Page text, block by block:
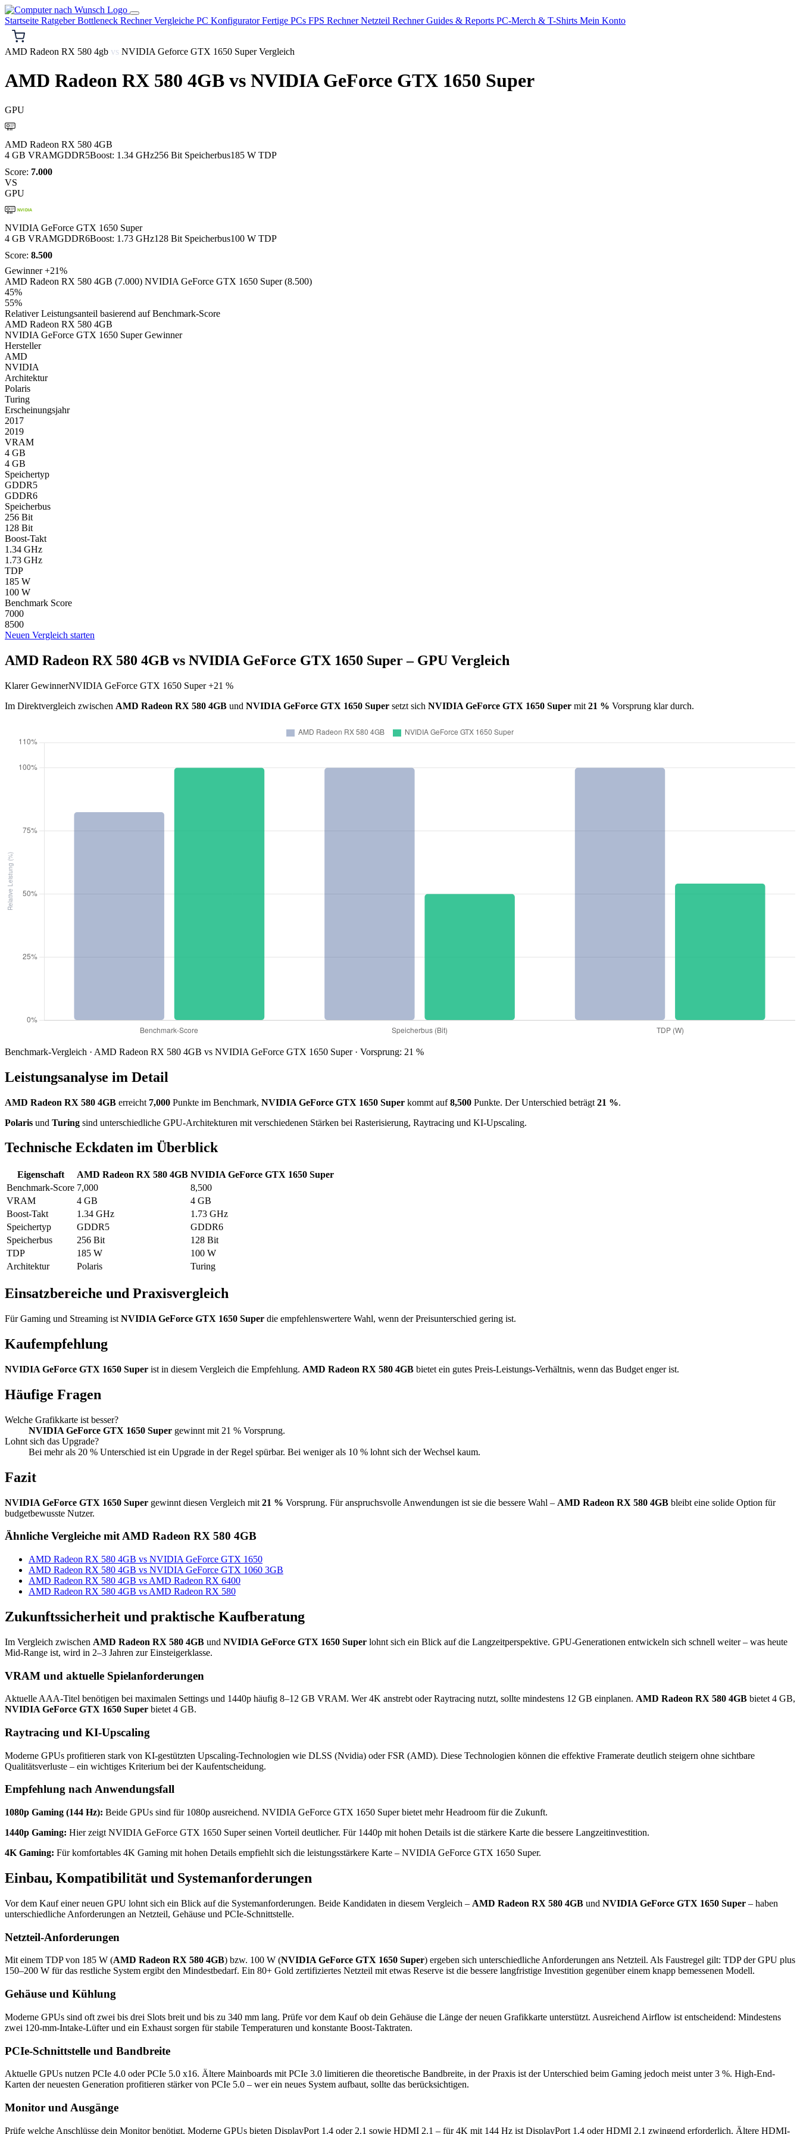
Startseite RatgeberBottleneck RechnerVergleiche PC KonfiguratorFertige PCs FPS RechnerNetzteil RechnerGuides & Reports PC-Merch & T-Shirts Mein Konto
AMD Radeon RX 580 4gb vs NVIDIA Geforce GTX 1650 Super Vergleich
AMD Radeon RX 580 4GB vs NVIDIA GeForce GTX 1650 Super
GPU
AMD Radeon RX 580 4GB
4 GB VRAMGDDR5Boost: 1.34 GHz256 Bit Speicherbus185 W TDP
Score: 7.000
VS
GPU
NVIDIA
NVIDIA GeForce GTX 1650 Super
4 GB VRAMGDDR6Boost: 1.73 GHz128 Bit Speicherbus100 W TDP
Score: 8.500
Gewinner+21%
AMD Radeon RX 580 4GB (7.000) NVIDIA GeForce GTX 1650 Super (8.500)
45%
55%
Relativer Leistungsanteil basierend auf Benchmark-Score
AMD Radeon RX 580 4GB
NVIDIA GeForce GTX 1650 SuperGewinner
Hersteller
AMD
NVIDIA
Architektur
Polaris
Turing
Erscheinungsjahr
2017
2019
VRAM
4 GB
4 GB
Speichertyp
GDDR5
GDDR6
Speicherbus
256 Bit
128 Bit
Boost-Takt
1.34 GHz
1.73 GHz
TDP
185 W
100 W
Benchmark Score
7000
8500
Neuen Vergleich starten
AMD Radeon RX 580 4GB vs NVIDIA GeForce GTX 1650 Super – GPU Vergleich
Klarer GewinnerNVIDIA GeForce GTX 1650 Super +21 %
Im Direktvergleich zwischen AMD Radeon RX 580 4GB und NVIDIA GeForce GTX 1650 Super setzt sich NVIDIA GeForce GTX 1650 Super mit 21 % Vorsprung klar durch.
Benchmark-Vergleich · AMD Radeon RX 580 4GB vs NVIDIA GeForce GTX 1650 Super · Vorsprung: 21 %
Leistungsanalyse im Detail
AMD Radeon RX 580 4GB erreicht 7,000 Punkte im Benchmark, NVIDIA GeForce GTX 1650 Super kommt auf8,500 Punkte. Der Unterschied beträgt 21 %.
Polaris und Turing sind unterschiedliche GPU-Architekturen mit verschiedenen Stärken bei Rasterisierung, Raytracing und KI-Upscaling.
Technische Eckdaten im Überblick
Eigenschaft AMD Radeon RX 580 4GB NVIDIA GeForce GTX 1650 Super
Benchmark-Score 7,000
8,500
VRAM
4 GB
4 GB
Boost-Takt
1.34 GHz
1.73 GHz
Speichertyp
GDDR5
GDDR6
Speicherbus
256 Bit
128 Bit
TDP
185 W
100 W
Architektur
Polaris Turing
Einsatzbereiche und Praxisvergleich
Für Gaming und Streaming ist NVIDIA GeForce GTX 1650 Super die empfehlenswertere Wahl, wenn der Preisunterschied gering ist.
Kaufempfehlung
NVIDIA GeForce GTX 1650 Super ist in diesem Vergleich die Empfehlung. AMD Radeon RX 580 4GB bietet ein gutes Preis-Leistungs-Verhältnis, wenn das Budget enger ist.
Häufige Fragen
Welche Grafikkarte ist besser?
NVIDIA GeForce GTX 1650 Super gewinnt mit 21 % Vorsprung.
Lohnt sich das Upgrade?
Bei mehr als 20 % Unterschied ist ein Upgrade in der Regel spürbar. Bei weniger als 10 % lohnt sich der Wechsel kaum.
Fazit
NVIDIA GeForce GTX 1650 Super gewinnt diesen Vergleich mit 21 % Vorsprung. Für anspruchsvolle Anwendungen ist sie die bessere Wahl – AMD Radeon RX 580 4GB bleibt eine solide Option für
budgetbewusste Nutzer.
Ähnliche Vergleiche mit AMD Radeon RX 580 4GB
AMD Radeon RX 580 4GB vs NVIDIA GeForce GTX 1650
AMD Radeon RX 580 4GB vs NVIDIA GeForce GTX 1060 3GB
AMD Radeon RX 580 4GB vs AMD Radeon RX 6400
AMD Radeon RX 580 4GB vs AMD Radeon RX 580
Zukunftssicherheit und praktische Kaufberatung
Im Vergleich zwischen AMD Radeon RX 580 4GB und NVIDIA GeForce GTX 1650 Super lohnt sich ein Blick auf die Langzeitperspektive. GPU-Generationen entwickeln sich schnell weiter – was heute
Mid-Range ist, wird in 2–3 Jahren zur Einsteigerklasse.
VRAM und aktuelle Spielanforderungen
Aktuelle AAA-Titel benötigen bei maximalen Settings und 1440p häufig 8–12 GB VRAM. Wer 4K anstrebt oder Raytracing nutzt, sollte mindestens 12 GB einplanen. AMD Radeon RX 580 4GB bietet 4 GB,
NVIDIA GeForce GTX 1650 Super bietet 4 GB.
Raytracing und KI-Upscaling
Moderne GPUs profitieren stark von KI-gestützten Upscaling-Technologien wie DLSS (Nvidia) oder FSR (AMD). Diese Technologien können die effektive Framerate deutlich steigern ohne sichtbare
Qualitätsverluste – ein wichtiges Kriterium bei der Kaufentscheidung.
Empfehlung nach Anwendungsfall
1080p Gaming (144 Hz): Beide GPUs sind für 1080p ausreichend. NVIDIA GeForce GTX 1650 Super bietet mehr Headroom für die Zukunft.
1440p Gaming: Hier zeigt NVIDIA GeForce GTX 1650 Super seinen Vorteil deutlicher. Für 1440p mit hohen Details ist die stärkere Karte die bessere Langzeitinvestition.
4K Gaming: Für komfortables 4K Gaming mit hohen Details empfiehlt sich die leistungsstärkere Karte – NVIDIA GeForce GTX 1650 Super.
Einbau, Kompatibilität und Systemanforderungen
Vor dem Kauf einer neuen GPU lohnt sich ein Blick auf die Systemanforderungen. Beide Kandidaten in diesem Vergleich – AMD Radeon RX 580 4GB und NVIDIA GeForce GTX 1650 Super – haben
unterschiedliche Anforderungen an Netzteil, Gehäuse und PCIe-Schnittstelle.
Netzteil-Anforderungen
Mit einem TDP von 185 W (AMD Radeon RX 580 4GB) bzw. 100 W (NVIDIA GeForce GTX 1650 Super) ergeben sich unterschiedliche Anforderungen ans Netzteil. Als Faustregel gilt: TDP der GPU plus
150–200 W für das restliche System ergibt den Mindestbedarf. Ein 80+ Gold zertifiziertes Netzteil mit etwas Reserve ist die bessere langfristige Investition gegenüber einem knapp bemessenen Modell.
Gehäuse und Kühlung
Moderne GPUs sind oft zwei bis drei Slots breit und bis zu 340 mm lang. Prüfe vor dem Kauf ob dein Gehäuse die Länge der neuen Grafikkarte unterstützt. Ausreichend Airflow ist entscheidend: Mindestens
zwei 120-mm-Intake-Lüfter und ein Exhaust sorgen für stabile Temperaturen und konstante Boost-Taktraten.
PCIe-Schnittstelle und Bandbreite
Aktuelle GPUs nutzen PCIe 4.0 oder PCIe 5.0 x16. Ältere Mainboards mit PCIe 3.0 limitieren die theoretische Bandbreite, in der Praxis ist der Unterschied beim Gaming jedoch meist unter 3 %. High-End-
Karten der neuesten Generation profitieren stärker von PCIe 5.0 – wer ein neues System aufbaut, sollte das berücksichtigen.
Monitor und Ausgänge
Prüfe welche Anschlüsse dein Monitor benötigt. Moderne GPUs bieten DisplayPort 1.4 oder 2.1 sowie HDMI 2.1 – für 4K mit 144 Hz ist DisplayPort 1.4 oder HDMI 2.1 zwingend erforderlich. Ältere HDMI-